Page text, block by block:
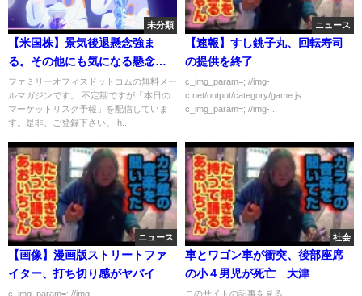
未分類
【米国株】景気後退懸念強ま
る。その他にも気になる懸念が
台頭【7/1 マーケット見通し】
ファミリーオフィスドットコムの無料メー
ルマガジンです。 不定期ですが「本日の
マーケットリスク予報」を配信していま
す。是非、ご登録下さい。 h...
ニュース
【速報】すし銚子丸、回転寿司
の提供を終了
c_img_param=; //img-
c.net/output/category/game.js
c_img_param=; //img-...
ニュース
【画像】漫画版ストリートファ
イター、打ち切り感がヤバイ
c_img_param=; //img-
社会
車とワゴン車が衝突、後部座席
の小４男児が死亡 大津
このサイトの記事を見る...